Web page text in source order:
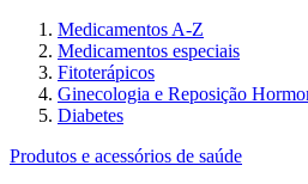
Medicamentos A-Z
Medicamentos especiais
Fitoterápicos
Ginecologia e Reposição
Diabetes
Produtos e acessórios de saúde